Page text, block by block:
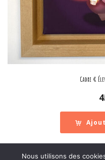
Cadre «
Nous utilisons des